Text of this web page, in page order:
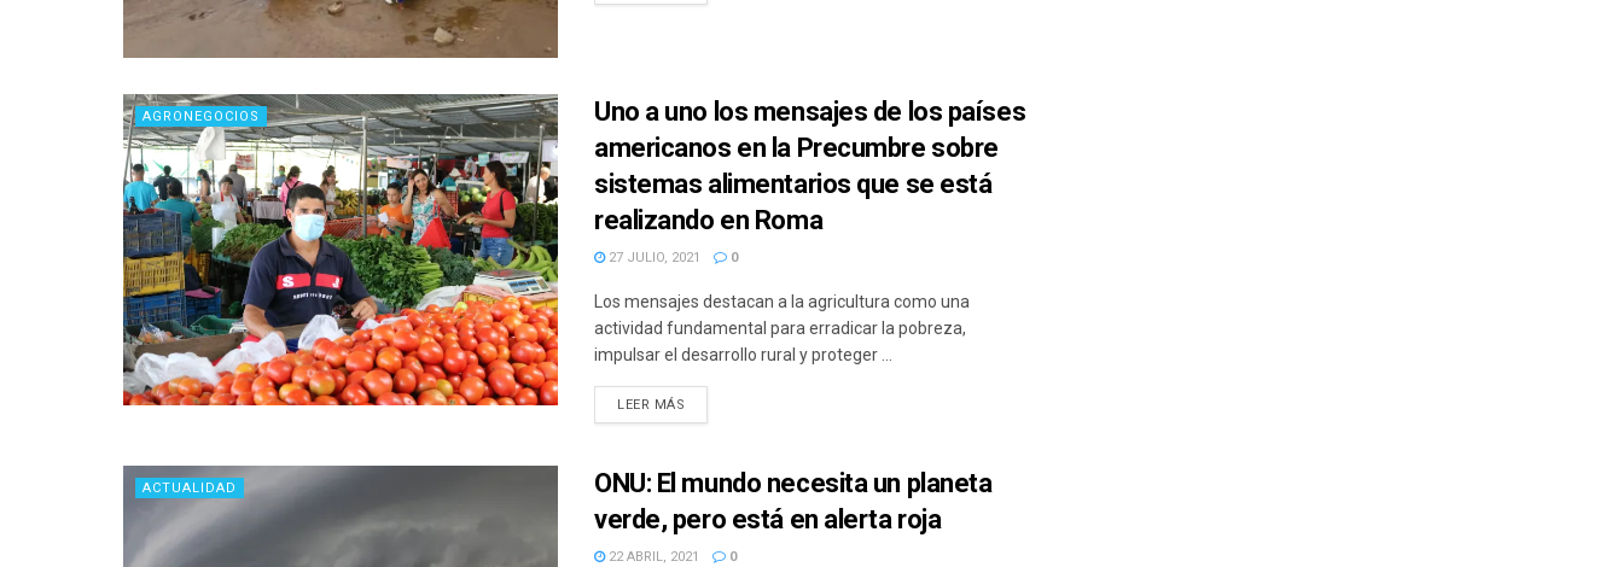
AGRONEGOCIOS
Uno a uno los mensajes de los países
americanos en la Precumbre sobre
sistemas alimentarios que se está
realizando en Roma
27 JULIO, 2021 0
Los mensajes destacan a la agricultura como una
actividad fundamental para erradicar la pobreza,
impulsar el desarrollo rural y proteger ...
LEER MÁS
ACTUALIDAD
ONU: El mundo necesita un planeta
verde, pero está en alerta roja
22 ABRIL, 2021 0